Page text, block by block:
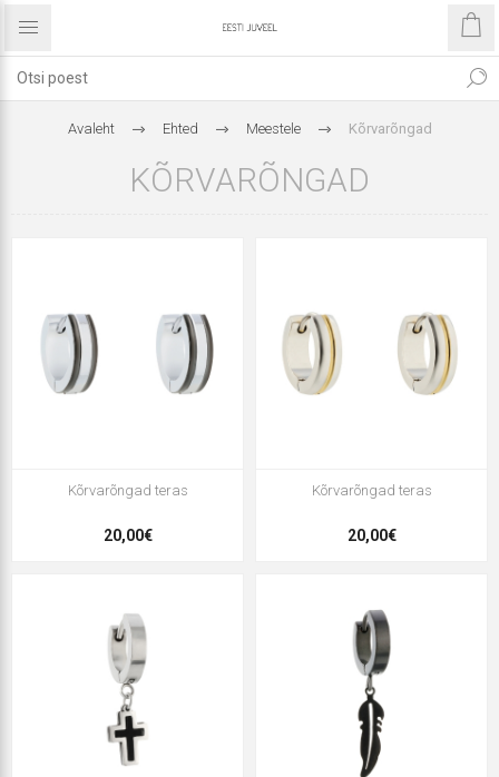
Avaleht Ehted Meestele Kõrvarõngad
KÕRVARÕNGAD
Kõrvarõngad teras
20,00€
Kõrvarõngad teras
20,00€